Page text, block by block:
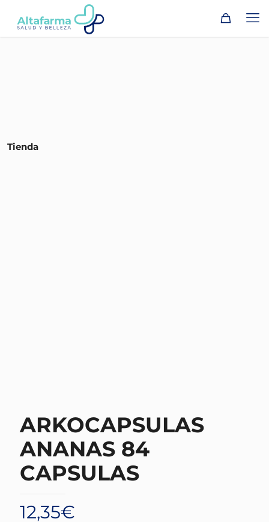
Tienda
ARKOCAPSULAS
ANANAS 84
CAPSULAS
12,35€